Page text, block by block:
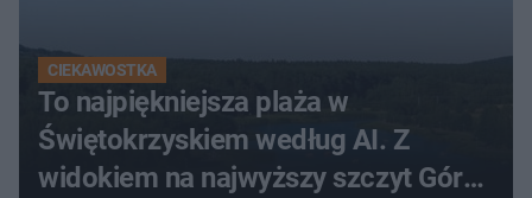
CIEKAWOSTKA
To najpiękniejsza plaża w
Świętokrzyskiem według AI. Z
widokiem na najwyższy szczyt Gór